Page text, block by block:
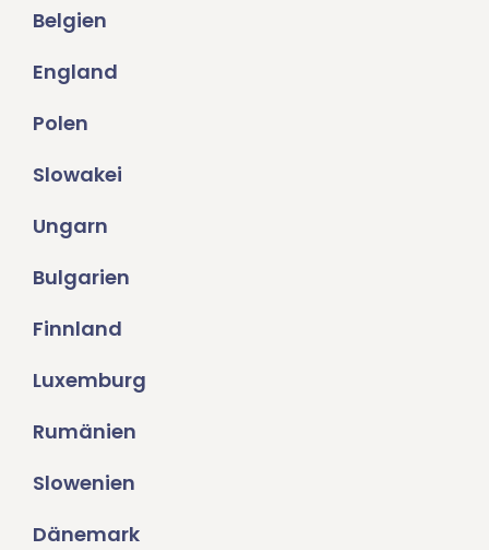
Belgien
England
Polen
Slowakei
Ungarn
Bulgarien
Finnland
Luxemburg
Rumänien
Slowenien
Dänemark